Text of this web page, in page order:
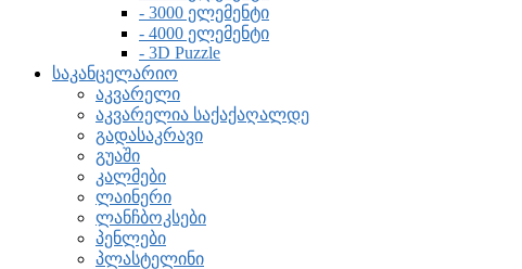
- 3000 ელემენტი
- 4000 ელემენტი
- 3D Puzzle
საკანცელარიო
აკვარელი
აკვარელია საქაქაღალდე
გადასაკრავი
გუაში
კალმები
ლაინერი
ლანჩბოკსები
პენლები
პლასტელინი